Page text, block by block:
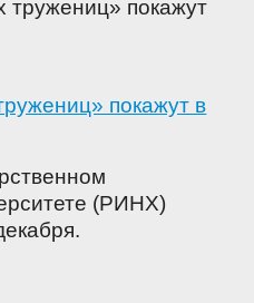
покажут в
(РИНХ)